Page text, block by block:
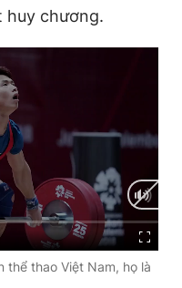
huy chương.
thể thao Việt Nam, họ là